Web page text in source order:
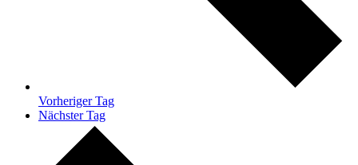
Vorheriger Tag
Nächster Tag